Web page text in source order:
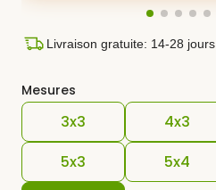
Livraison gratuite: 14-28 jours
Mesures
3x3 4x3
5x3
5x4